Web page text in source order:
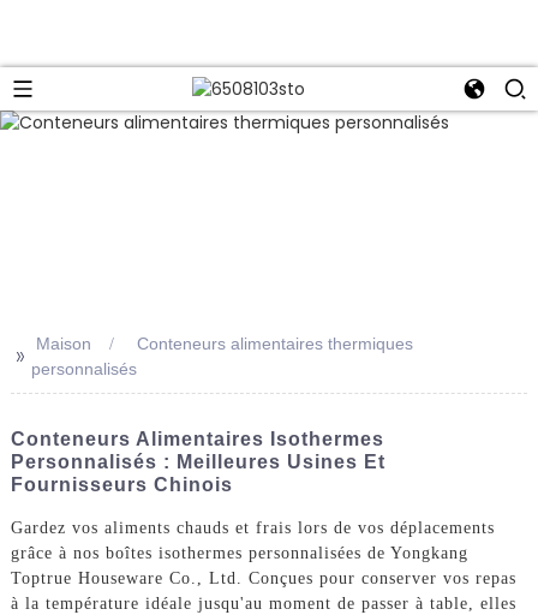
>> Maison
Conteneurs alimentaires thermiques
personnalisés
Conteneurs Alimentaires Isothermes
Personnalisés : Meilleures Usines Et
Fournisseurs Chinois
Gardez vos aliments chauds et frais lors de vos déplacements
grâce à nos boîtes isothermes personnalisées de Yongkang
Toptrue Houseware Co., Ltd. Conçues pour conserver vos repas
à la température idéale jusqu'au moment de passer à table, elles